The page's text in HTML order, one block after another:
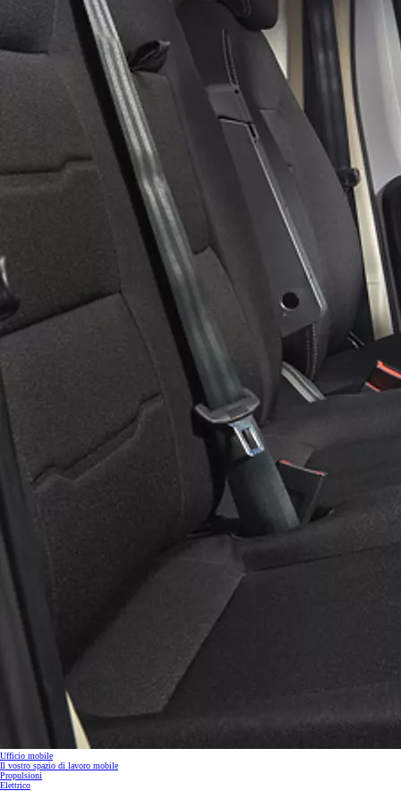
Ufficio mobile
Il vostro spazio di lavoro mobile
Propulsioni
Elettrico